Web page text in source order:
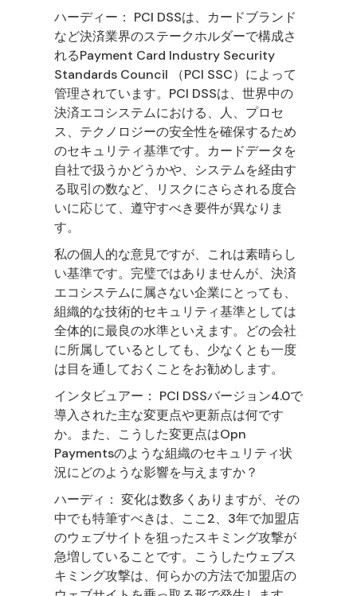
ハーディー： PCI DSSは、カードブランド
など決済業界のステークホルダーで構成さ
れるPayment Card Industry Security
Standards Council （PCI SSC）によって
管理されています。PCI DSSは、世界中の
決済エコシステムにおける、人、プロセ
ス、テクノロジーの安全性を確保するため
のセキュリティ基準です。カードデータを
自社で扱うかどうかや、システムを経由す
る取引の数など、リスクにさらされる度合
いに応じて、遵守すべき要件が異なりま
す。
私の個人的な意見ですが、これは素晴らし
い基準です。完璧ではありませんが、決済
エコシステムに属さない企業にとっても、
組織的な技術的セキュリティ基準としては
全体的に最良の水準といえます。どの会社
に所属しているとしても、少なくとも一度
は目を通しておくことをお勧めします。
インタビュアー： PCI DSSバージョン4.0で
導入された主な変更点や更新点は何です
か。また、こうした変更点はOpn
Paymentsのような組織のセキュリティ状
況にどのような影響を与えますか？
ハーディ： 変化は数多くありますが、その
中でも特筆すべきは、ここ2、3年で加盟店
のウェブサイトを狙ったスキミング攻撃が
急増していることです。こうしたウェブス
キミング攻撃は、何らかの方法で加盟店の